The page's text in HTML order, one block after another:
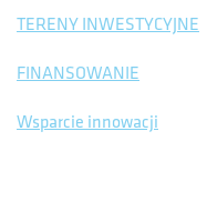
TERENY INWESTYCYJNE
FINANSOWANIE
Wsparcie innowacji